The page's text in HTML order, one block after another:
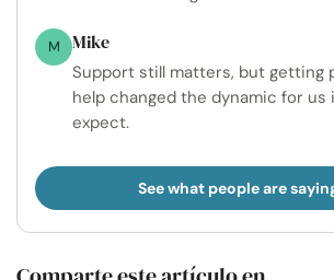
M Mike
Support still matters, but getting
help changed the dynamic for us
expect.
See what people are